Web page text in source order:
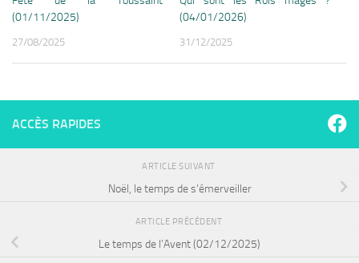
(01/11/2025)
27/08/2025
(04/01/2026)
31/12/2025
ACCÈS RAPIDES
ARTICLE SUIVANT
Noël, le temps de s’émerveiller
ARTICLE PRÉCÉDENT
Le temps de l’Avent (02/12/2025)